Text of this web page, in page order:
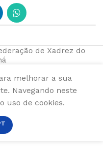
de Xadrez do
melhorar a sua
Navegando neste
uso de cookies.